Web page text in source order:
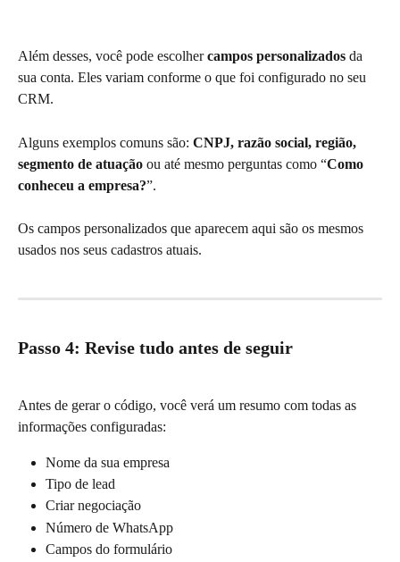
Além desses, você pode escolher campos personalizados da
sua conta. Eles variam conforme o que foi configurado no seu
CRM.
Alguns exemplos comuns são: CNPJ, razão social, região,
segmento de atuação ou até mesmo perguntas como “Como
conheceu a empresa?”.
Os campos personalizados que aparecem aqui são os mesmos
usados nos seus cadastros atuais.
Passo 4: Revise tudo antes de seguir
Antes de gerar o código, você verá um resumo com todas as
informações configuradas:
Nome da sua empresa
Tipo de lead
Criar negociação
Número de WhatsApp
Campos do formulário